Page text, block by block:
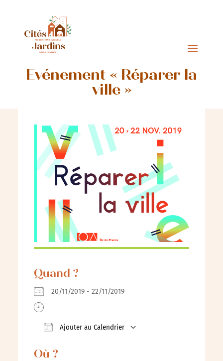
Événement « Réparer la
ville »
Quand ?
20/11/2019 - 22/11/2019
Ajouter au Calendrier
Où ?